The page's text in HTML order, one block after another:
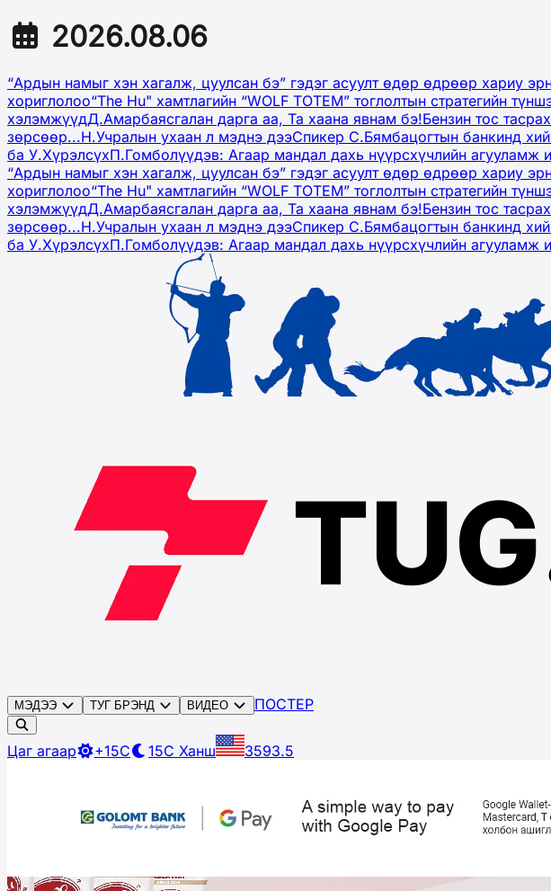
2026.08.06
“Ардын намыг хэн хагалж, цуулсан бэ” гэдэг асуулт өдөр өдрөөр хариу
хориглолоо“The Hu" хамтлагийн “WOLF TOTEM” тоглолтын стратегийн
хэлэмжүүдД.Амарбаясгалан дарга аа, Та хаана явнам бэ!Бензин тос
зөрсөөр...Н.Учралын ухаан л мэднэ дээСпикер С.Бямбацогтын банкинд
ба У.ХүрэлсүхП.Гомболүүдэв: Агаар мандал дахь нүүрсхүчлийн агууламж
“Ардын намыг хэн хагалж, цуулсан бэ” гэдэг асуулт өдөр өдрөөр хариу
хориглолоо“The Hu" хамтлагийн “WOLF TOTEM” тоглолтын стратегийн
хэлэмжүүдД.Амарбаясгалан дарга аа, Та хаана явнам бэ!Бензин тос
зөрсөөр...Н.Учралын ухаан л мэднэ дээСпикер С.Бямбацогтын банкинд
ба У.ХүрэлсүхП.Гомболүүдэв: Агаар мандал дахь нүүрсхүчлийн агууламж
МЭДЭЭ ТУГ БРЭНД ВИДЕО ПОСТЕР
Цаг агаар +15C 15C Ханш 3593.5